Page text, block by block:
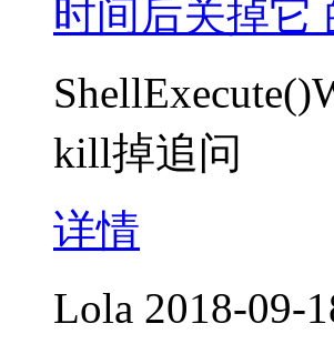
时间后关掉它
kill掉追问
详情
Lola 2018-09-